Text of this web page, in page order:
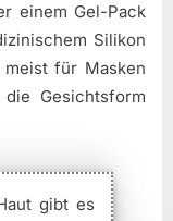
einem Gel-Pack
Silikon
für Masken
Gesichtsform
gibt es